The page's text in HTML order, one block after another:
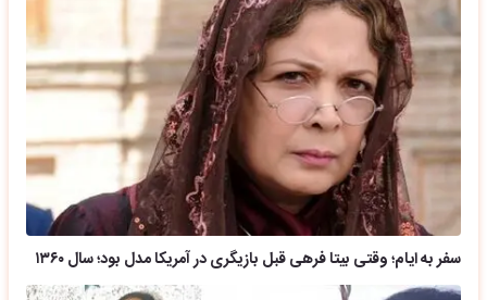
سفر به ایام؛ وقتی بیتا فرهی قبل بازیگری در آمریکا مدل بود؛ سال ۱۳۶۰